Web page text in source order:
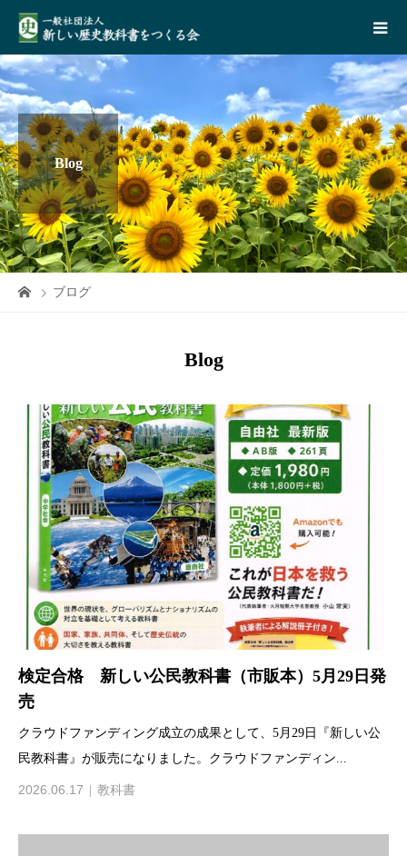
Blog
ブログ
Blog
検定合格 新しい公民教科書（市販本）5月29日発
売
クラウドファンディング成立の成果として、5月29日『新しい公
民教科書』が販売になりました。クラウドファンディン...
2026.06.17 教科書